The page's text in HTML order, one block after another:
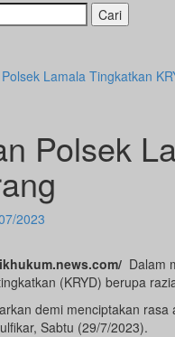
Lamala Tingkatkan
Polsek
2023
Dalam
(KRYD) berupa
demi menciptakan
Sabtu (29/7/2023).